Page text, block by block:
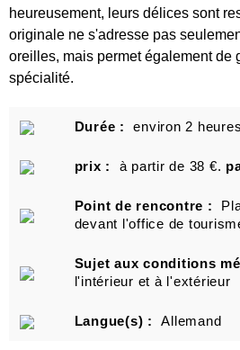
heureusement, leurs délices sont
originale ne s'adresse pas
oreilles, mais permet également de
spécialité.
Durée : environ 2 heures
prix : à partir de 38 €.
Point de rencontre :
devant l'office de
Sujet aux conditions
l'intérieur et à l'extérieur
Langue(s) : Allemand